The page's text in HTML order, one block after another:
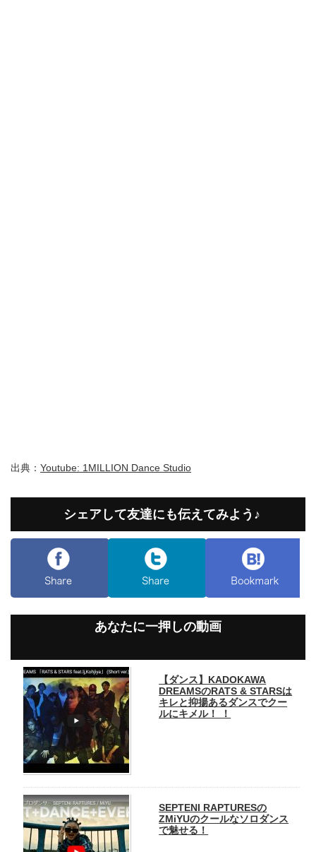
出典： Youtube: 1MILLION Dance Studio
シェアして友達にも伝えてみよう♪
あなたに一押しの動画
【ダンス】KADOKAWA
DREAMSのRATS & STARSは
キレと抑揚あるダンスでクー
ルにキメル！ ！
SEPTENI RAPTURESの
ZMiYUのクールなソロダンス
で魅せる！